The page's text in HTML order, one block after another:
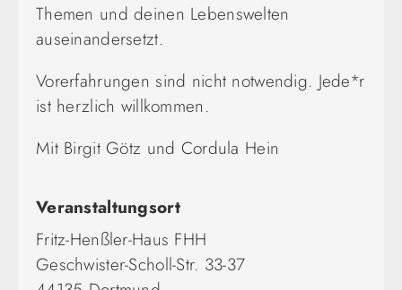
Themen und deinen Lebenswelten
auseinandersetzt.
Vorerfahrungen sind nicht notwendig. Jede*r
ist herzlich willkommen.
Mit Birgit Götz und Cordula Hein
Veranstaltungsort
Fritz-Henßler-Haus FHH
Geschwister-Scholl-Str. 33-37